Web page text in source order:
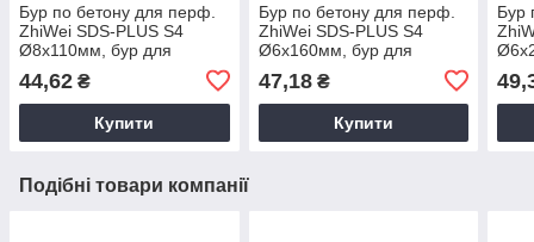
Бур по бетону для перф.
ZhiWei SDS-PLUS S4
Ø8х110мм, бур для
буріння бетона, бур для
перфоратора
44,62 ₴
Купити
Бур по бетону для перф.
ZhiWei SDS-PLUS S4
Ø6х160мм, бур для
буріння бетона, бур для
перфоратора
47,18₴
Купити
Бур
Подібні товари компанії